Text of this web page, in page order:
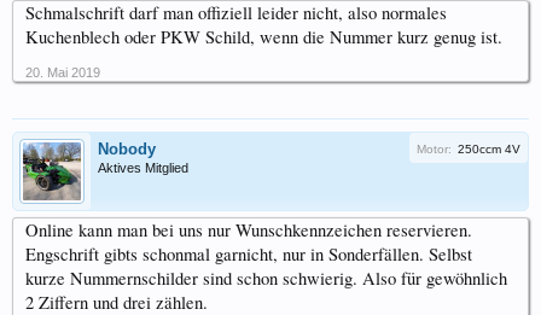
Schmalschrift darf man offiziell leider nicht, also normales
Kuchenblech oder PKW Schild, wenn die Nummer kurz genug ist.
20. Mai 2019
Nobody
Aktives Mitglied
Motor: 250ccm 4V
Online kann man bei uns nur Wunschkennzeichen reservieren.
Engschrift gibts schonmal garnicht, nur in Sonderfällen. Selbst
kurze Nummernschilder sind schon schwierig. Also für gewöhnlich
2 Ziffern und drei zählen.